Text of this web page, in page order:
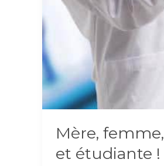
Mère,
et étudiante !